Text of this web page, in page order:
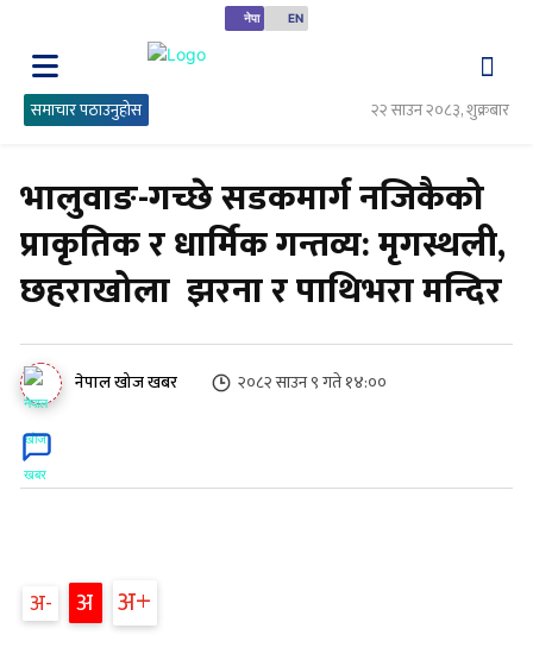
नेपा EN
समाचार पठाउनुहोस २२ साउन २०८३, शुक्रबार
भालुवाङ-गच्छे सडकमार्ग नजिकैको
प्राकृतिक र धार्मिक गन्तव्य: मृगस्थली,
छहराखोला झरना र पाथिभरा मन्दिर
नेपाल खोज खबर २०८२ साउन ९ गते १४:००
अ अ अ